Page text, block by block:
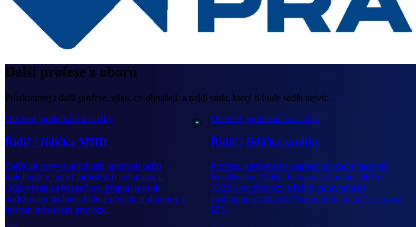
Další profese z oboru
Prozkoumej i další profese, zjisti, co obnášejí, a najdi směr, který ti bude sedět nejvíc.
Obchod, podnikání a služby
Řidič / řidička MHD
Zajišťují provoz autobusů, tramvají nebo
trolejbusů v rámci městských aglomerací.
Odpovídají za bezpečnou přepravu osob,
dodržování jízdních řádů a plynulost dopravy v
hustém městském provozu.
Obchod, podnikání a služby
Řidič / řidička sanitky
Profese, která má na starosti transport pacientů.
Rozlišujeme řidiče dopravní zdravotní služby
(DZS) pro převozy a řidiče zdravotnické
záchranné služby (ZZS) pro urgentní péči v rámci
IZS.